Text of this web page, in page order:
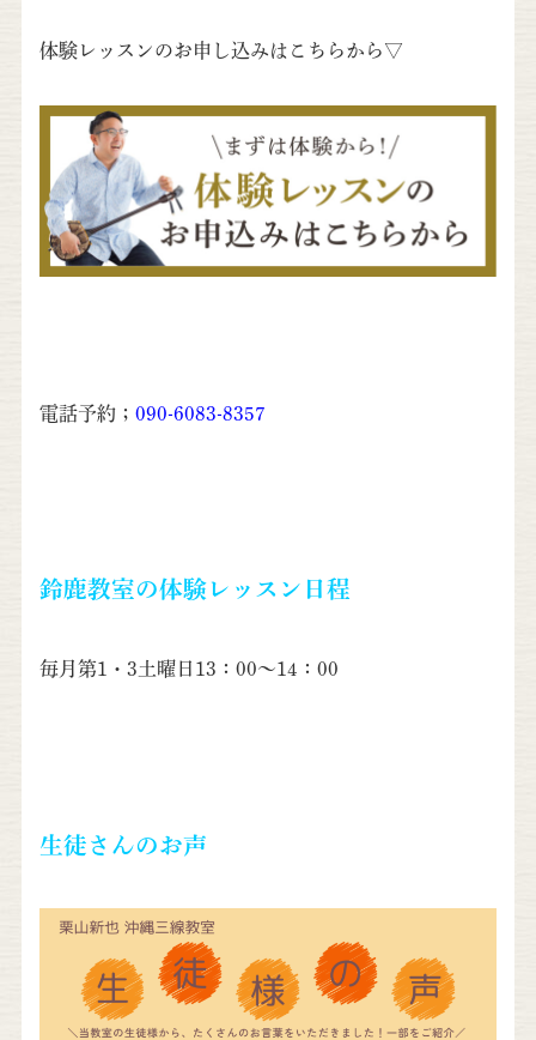
体験レッスンのお申し込みはこちらから▽
電話予約； 090-6083-8357
鈴鹿教室の体験レッスン日程
毎月第1・3土曜日13：00～14：00
生徒さんのお声